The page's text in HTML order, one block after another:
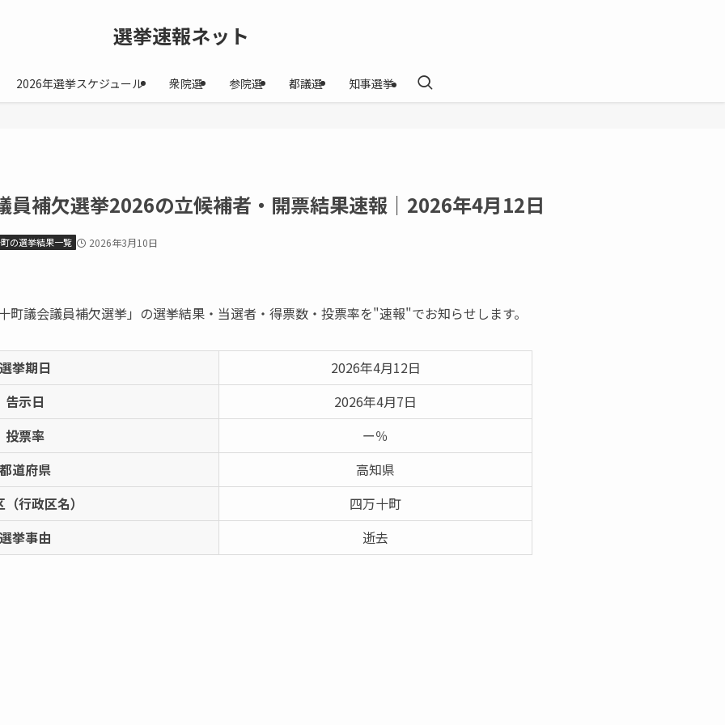
選挙速報ネット
2026年選挙スケジュール 衆院選 参院選 都議選 知事選挙
員補欠選挙2026の立候補者・開票結果速報｜2026年4月12日
の選挙結果一覧 2026年3月10日
町議会議員補欠選挙」の選挙結果・当選者・得票数・投票率を"速報"でお知らせします。
挙期日
2026年4月12日
告示日
2026年4月7日
投票率
ー％
道府県
高知県
行政区名）
四万十町
挙事由
逝去